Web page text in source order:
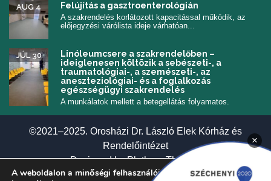
Felújítás a gasztroenterológián
AUG 4
A szakrendelés korlátozott kapacitással működik, az
előjegyzési várólista ideje várhatóan...
Linóleumcsere a szakrendelőben –
ideiglenesen költözik a sebészeti-, a
traumatológiai-, a szemészeti-, az
aneszteziológiai- és a foglalkozás
egészségügyi szakrendelés
JÚL 30
A munkálatok mellett a betegellátás folyamatos.
©2021–2025. Orosházi Dr. László Elek Kórház és
Rendelőintézet
Designed byPlethora Themes
A weboldalon a minőségi felhasználói élmény érdekében sütiket
×